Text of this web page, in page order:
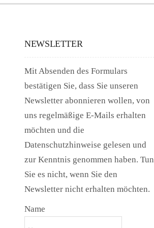
NEWSLETTER
Mit Absenden des Formulars
bestätigen Sie, dass Sie unseren
Newsletter abonnieren wollen, von
uns regelmäßige E-Mails erhalten
möchten und die
Datenschutzhinweise gelesen und
zur Kenntnis genommen haben. Tun
Sie es nicht, wenn Sie den
Newsletter nicht erhalten möchten.
Name